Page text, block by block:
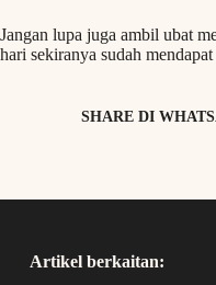
Jangan lupa juga ambil ubat
hari sekiranya sudah
SHARE DI
Artikel berkaitan: